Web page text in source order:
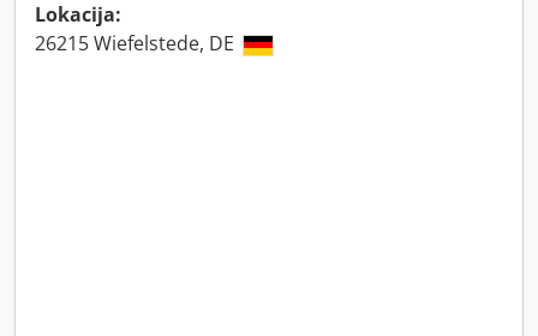
Lokacija:
26215 Wiefelstede, DE